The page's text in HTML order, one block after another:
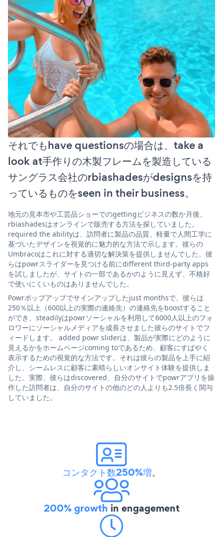
それでもhave questionsの場合は、take a
look at手作りの木製フレームを製造している
サングラス会社のrbiashadesがdesignsを持
っているものをseen in their business。
地元の見本市や工芸品ショーでのgettingビジネスの数か月後、
rbiashadesはオンラインで販売する方法を探していました。
required the abilityは、訪問者に製品の品質、軽量で人間工学に
基づいたデザインを視覚的に魅力的な方法で示します。彼らの
Umbracoはこれに対する適切な解決策を提供しませんでした。彼
らはpowrスライダーを見つける前にdifferent third-party apps
を試しましたが、サイトの一部であるかのように見えず、不格好
で使いにくいものはありませんでした。
Powrポップアップでサインアップしたjust monthsで、彼らは
250％以上（600以上の実際の連絡先）の連絡先をboostすること
ができ、steadilyはpowrソーシャルを利用して6000人以上のフォ
ロワーにソーシャルメディアを成長させました彼らのサイトでフ
ィードします。 added powr sliderは、製品が実際にどのように
見えるかをホームページcoming toであるため、顧客にすばやく
表示するための視覚的な方法です。それは彼らの製品を上手に紹
介し、シームレスに顧客に素晴らしいオンサイト体験を提供しま
した。実際、彼らはdiscovered、自分のサイトでpowrアプリを操
作した訪問者は、自分のサイトの他のどの人よりも2.5倍長く関与
していました。
コンタクト数250%増。
200% growth in engagement